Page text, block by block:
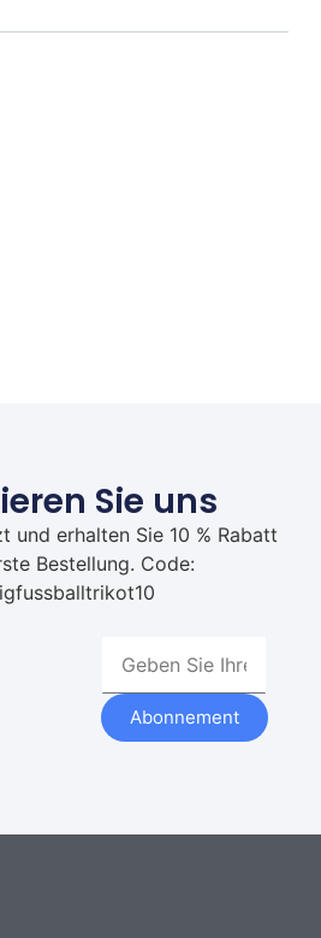
Sie uns
und erhalten Sie 10 % Rabatt
Bestellung. Code:
Abonnement